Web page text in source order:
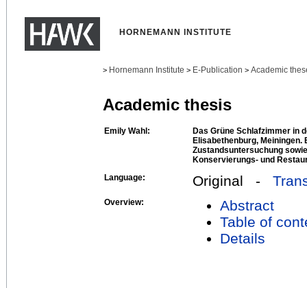
HORNEMANN INSTITUTE
> Hornemann Institute > E-Publication > Academic
Academic thesis
Emily Wahl:
Das Grüne Schlafzimmer in
Elisabethenburg, Meiningen.
Zustandsuntersuchung
Konservierungs- und
Language:
Original -
Overview:
Abstract
Table of
Details